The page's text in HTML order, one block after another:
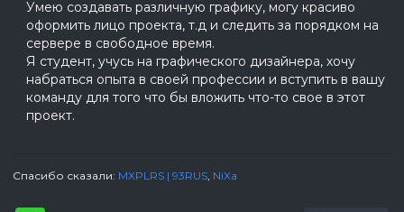
Умею создавать различную графику, могу красиво
оформить лицо проекта, т.д и следить за порядком на
сервере в свободное время.
Я студент, учусь на графического дизайнера, хочу
набраться опыта в своей профессии и вступить в вашу
команду для того что бы вложить что-то свое в этот
проект.
Спасибо сказали: MXPLRS | 93RUS, NiXa